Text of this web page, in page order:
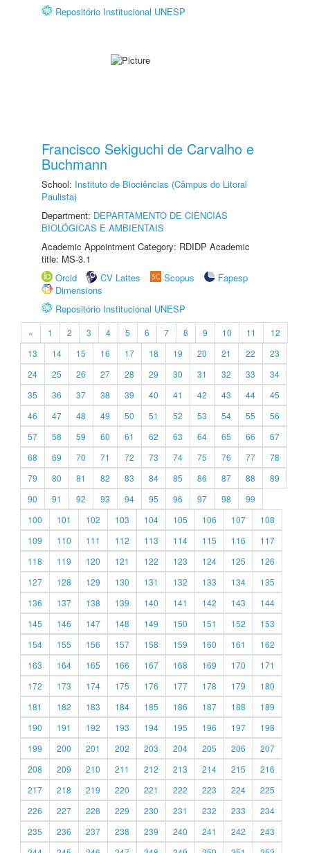
Repositório Institucional UNESP
Francisco Sekiguchi de Carvalho e
Buchmann
School: Instituto de Biociências (Câmpus do Litoral
Paulista)
Department: DEPARTAMENTO DE CIÊNCIAS
BIOLÓGICAS E AMBIENTAIS
Academic Appointment Category: RDIDP Academic
title: MS-3.1
Orcid
CV Lattes Scopus
Fapesp
Dimensions
Repositório Institucional UNESP
« 1 2 3 4 5 6 7 8 9 10 11
12
13
14 15 16 17 18 19 20 21 22
23
24
25 26 27 28 29 30 31 32 33
34
35
36 37 38 39 40 41 42 43 44
45
46
47 48 49 50 51 52 53 54 55
56
57
58 59 60 61 62 63 64 65 66
67
68
69 70 71 72 73 74 75 76 77
78
79
80 81 82 83 84 85 86 87 88
89
90
91 92 93 94 95 96 97 98
99
100
101 102 103 104 105 106 107
108
109
110 111 112 113 114 115 116
117
118
119 120 121 122 123 124 125
126
127
128 129 130 131 132 133 134
135
136
137 138 139 140 141 142 143
144
145
146 147 148 149 150 151 152
153
154
155 156 157 158 159 160 161
162
163
164 165 166 167 168 169 170
171
172
173 174 175 176 177 178 179
180
181
182 183 184 185 186 187 188
189
190
191 192 193 194 195 196 197
198
199
200 201 202 203 204 205 206
207
208
209 210 211 212 213 214 215
216
217
218 219 220 221 222 223 224
225
226
227 228 229 230 231 232 233
234
235
236 237 238 239 240 241 242
243